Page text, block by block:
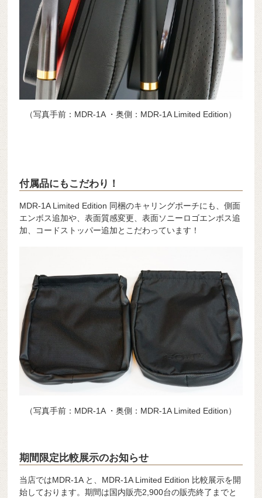
（写真手前：MDR-1A ・奥側：MDR-1A Limited Edition）
付属品にもこだわり！
MDR-1A Limited Edition 同梱のキャリングポーチにも、側面
エンボス追加や、表面質感変更、表面ソニーロゴエンボス追
加、コードストッパー追加とこだわっています！
（写真手前：MDR-1A ・奥側：MDR-1A Limited Edition）
期間限定比較展示のお知らせ
当店ではMDR-1A と、MDR-1A Limited Edition 比較展示を開
始しております。期間は国内販売2,900台の販売終了までと